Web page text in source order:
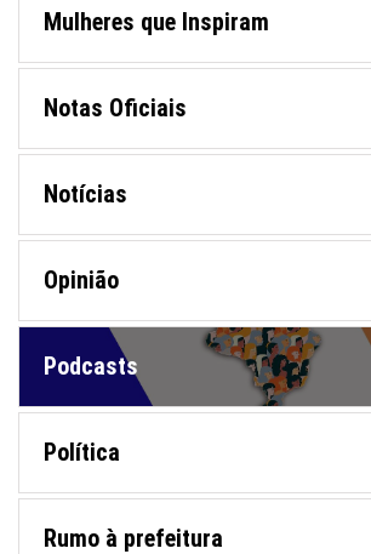
Mulheres que Inspiram
Notas Oficiais
Notícias
Opinião
Podcasts
Política
Rumo à prefeitura